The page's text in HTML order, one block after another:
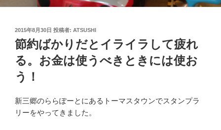
投
稿
日:
2015年8月30日 投稿者: ATSUSHI
節約ばかりだとイライラして疲れ
る。お金は使うべきときには使お
う！
新三郷のららぽーとにあるトーマスタウンでスタンプラ
リーをやってきました。